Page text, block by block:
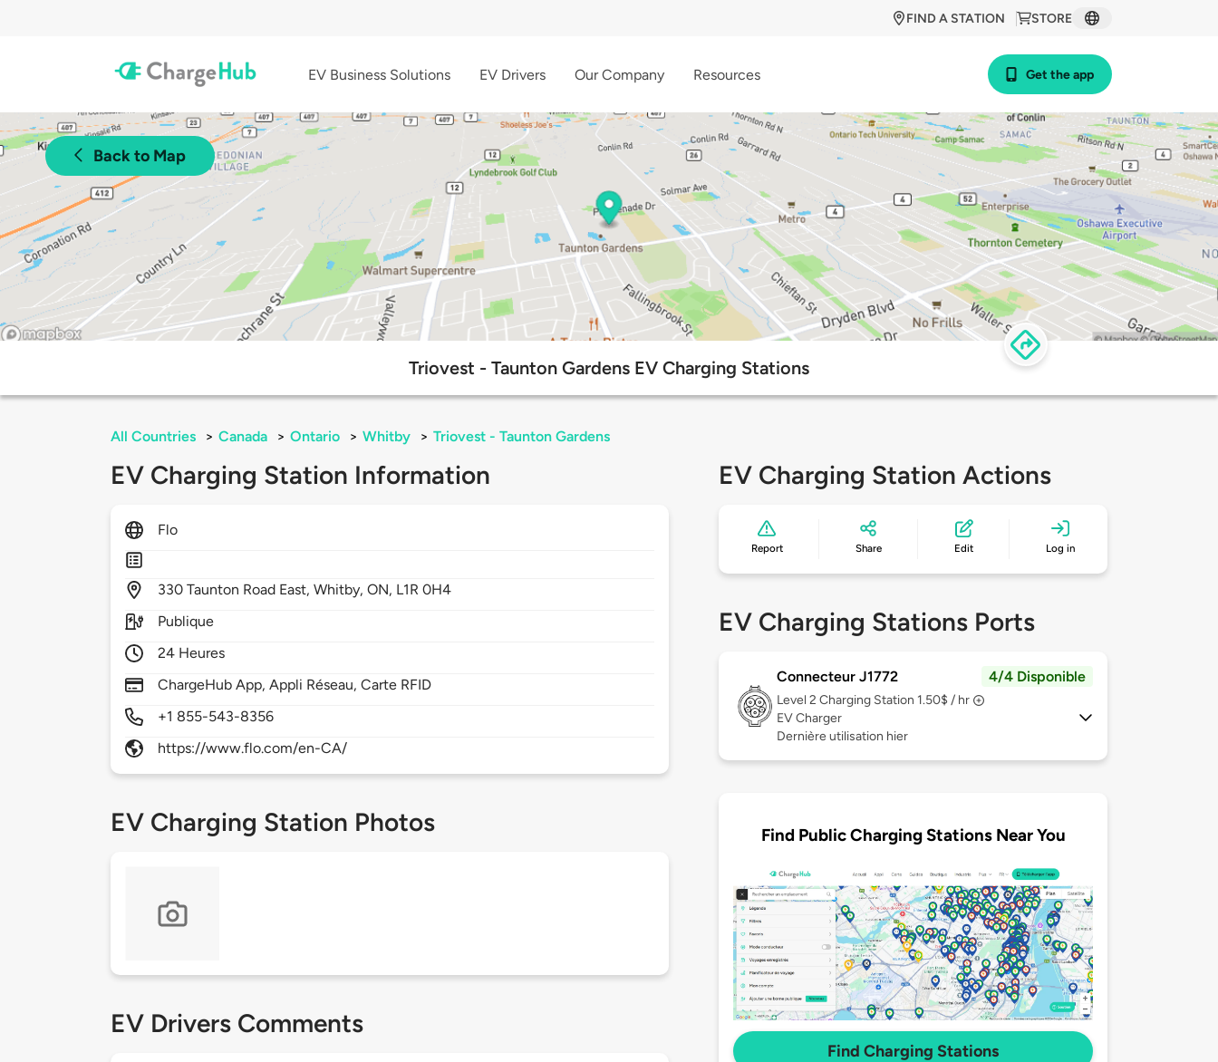
STORE
FIND A STATION
EV Business Solutions EV Drivers Our Company Resources Get the app
Back to Map
Triovest - Taunton Gardens EV Charging Stations
All Countries > Canada > Ontario > Whitby > Triovest - Taunton Gardens
EV Charging Station Information
Flo
330Taunton Road East,Whitby,ON, L1R 0H4
Publique
24 Heures
ChargeHub App, Appli Réseau, Carte RFID
+1 855-543-8356
https://www.flo.com/en-CA/
EV Charging Station Photos
EV Drivers Comments
EV Charging Station Actions
Report Share Edit Log in
EV Charging Stations Ports
Connecteur J1772 4/4 Disponible
Level 2 Charging Station 1.50$ / hr
EV Charger
Dernière utilisation hier
Find Public Charging Stations Near You
Find Charging Stations